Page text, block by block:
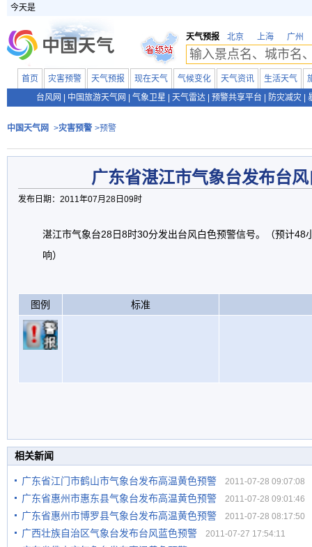
今天是
天气预报 北京 上海 广州
首页 灾害预警 天气预报 现在天气 气候变化 天气资讯 生活天气
台风网
中国旅游天气网 气象卫星 天气雷达 预警共享平台 防灾减灾
中国天气网 >灾害预警 >预警
广东省湛江市气象台发布台
发布日期：2011年07月28日09时
湛江市气象台28日8时30分发出台风白色预警信号。（预计48
响）
图例 标准
相关新闻
广东省江门市鹤山市气象台发布高温黄色预警 2011-07-28 09:07:08
广东省惠州市惠东县气象台发布高温黄色预警 2011-07-28 09:01:46
广东省惠州市博罗县气象台发布高温黄色预警 2011-07-28 08:17:50
广西壮族自治区气象台发布台风蓝色预警 2011-07-27 17:54:11